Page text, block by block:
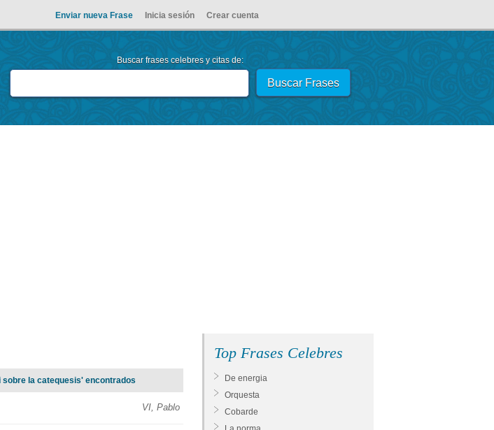
Enviar nueva Frase Inicia sesión Crear cuenta
Buscar frases celebres y citas de:
sobre la catequesis' encontrados
VI, Pablo
Top Frases Celebres
De energia
Orquesta
Cobarde